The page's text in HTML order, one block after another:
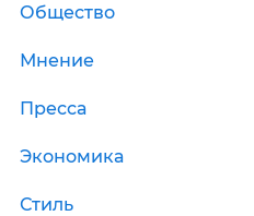
Общество
Мнение
Пресса
Экономика
Стиль